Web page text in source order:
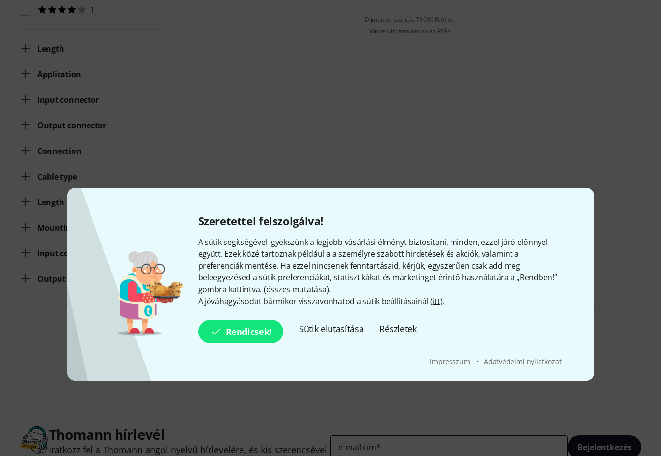
Szeretettel felszolgálva!
A sütik segítségével igyekszünk a legjobb vásárlási élményt biztosítani, minden, ezzel járó előnnyel
együtt. Ezek közé tartoznak például a a személyre szabott hirdetések és akciók, valamint a
preferenciák mentése. Ha ezzel nincsenek fenntartásaid, kérjük, egyszerűen csak add meg
beleegyezésed a sütik preferenciákat, statisztikákat és marketinget érintő használatára a „Rendben!”
gombra kattintva. (összes mutatása).
A jóváhagyásodat bármikor visszavonhatod a sütik beállításainál (itt).
Rendicsek! Sütik elutasítása Részletek
Impresszum · Adatvédelmi nyilatkozat
1
Length
Application
Input connector
Output connector
Connection
Cable type
Length
Mounting kit
Input connector
Output connector
Díjmentes szállítás 79 000 Ft fölött
Minden ár tartalmazza az ÁFÁ-t
Tetszik, amit látsz?
Thomann hírlevél
Iratkozz fel a Thomann angol nyelvű hírlevelére, és kis szerencsével
e-mail cím* Bejelentkezés